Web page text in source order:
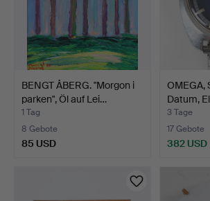
BENGT ÅBERG. "Morgon i
parken", Öl auf Lei…
1 Tag
8 Gebote
85 USD
OMEGA,
Datum,
3 Tage
17 Gebote
382 USD